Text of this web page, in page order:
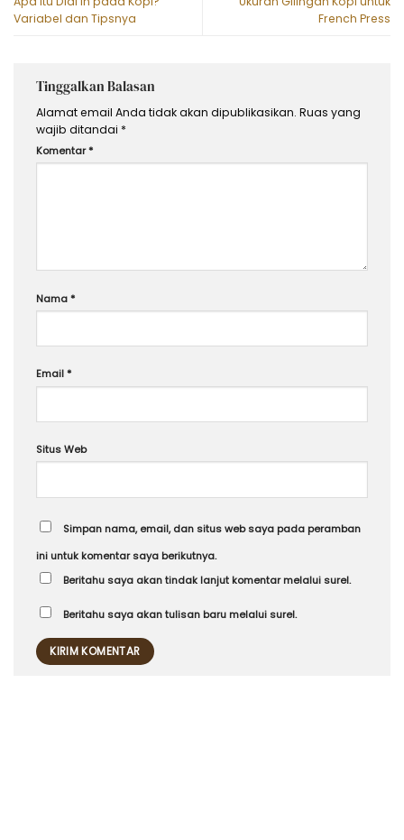
Variabel dan Tipsnya
French Press
Tinggalkan Balasan
Alamat email Anda tidak akan dipublikasikan. Ruas yang
wajib ditandai *
Komentar*
Nama*
Email*
Situs Web
Simpan nama, email, dan situs web saya pada peramban
ini untuk komentar saya berikutnya.
Beritahu saya akan tindak lanjut komentar melalui surel.
Beritahu saya akan tulisan baru melalui surel.